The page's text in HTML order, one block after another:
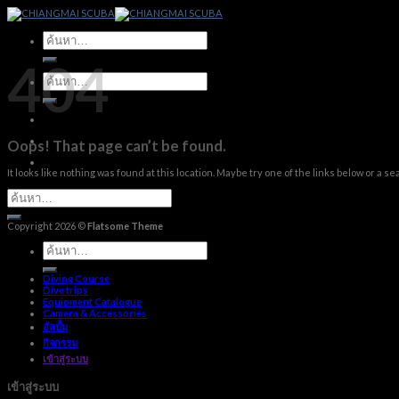
Skip
to
ค้นหา:
ค้นหา:
404
Oops! That page can’t be found.
It looks like nothing was found at this location. Maybe try one of the links below or a
Copyright 2026 ©Flatsome Theme
ค้นหา:
Diving Course
Dive trips
Equipment Catalogue
Camera & Accessories
อัลบั้ม
กิจกรรม
เข้าสู่ระบบ
เข้าสู่ระบบ